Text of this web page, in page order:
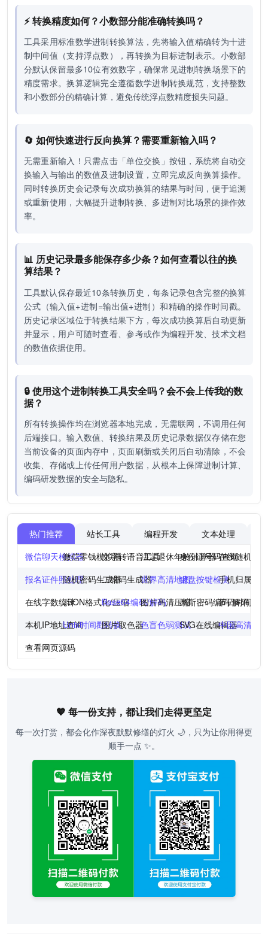
⚡ 转换精度如何？小数部分能准确转换吗？
工具采用标准数学进制转换算法，先将输入值精确转为十进
制中间值（支持浮点数），再转换为目标进制表示。小数部
分默认保留最多10位有效数字，确保常见进制转换场景下的
精度需求。换算逻辑完全遵循数学进制转换规范，支持整数
和小数部分的精确计算，避免传统浮点数精度损失问题。
🔄 如何快速进行反向换算？需要重新输入吗？
无需重新输入！只需点击「单位交换」按钮，系统将自动交
换输入与输出的数值及进制设置，立即完成反向换算操作。
同时转换历史会记录每次成功换算的结果与时间，便于追溯
或重新使用，大幅提升进制转换、多进制对比场景的操作效
率。
📊 历史记录最多能保存多少条？如何查看以往的换
算结果？
工具默认保存最近10条转换历史，每条记录包含完整的换算
公式（输入值+进制=输出值+进制）和精确的操作时间戳。
历史记录区域位于转换结果下方，每次成功换算后自动更新
并显示，用户可随时查看、参考或作为编程开发、技术文档
的数值依据使用。
🔒 使用这个进制转换工具安全吗？会不会上传我的数
据？
所有转换操作均在浏览器本地完成，无需联网，不调用任何
后端接口。输入数值、转换结果及历史记录数据仅存储在您
当前设备的页面内存中，页面刷新或关闭后自动清除，不会
收集、存储或上传任何用户数据，从根本上保障进制计算、
编码研发数据的安全与隐私。
热门推荐 站长工具 编程开发 文本处理
微信聊天模拟器微信零钱模拟器文字转语音工具法定退休年龄计算器
身份证号码查询在线随机点名
报名证件照处理随机密码生成器二维码生成器世界高清地图键盘按键检测手机归属地
在线字数统计JSON格式化/压缩Base64编码/解码图片高清压缩摩斯密码编码/解码
节日时间倒
本机IP地址查询Unix时间戳转换图片取色器色盲色弱测试SVG在线编辑器中国高清地图
查看网页源码
🧡 每一份支持，都让我们走得更坚定
每一次打赏，都会化作深夜默默修缮的灯火 🌙，只为让你用得更
顺手一点 ✨。